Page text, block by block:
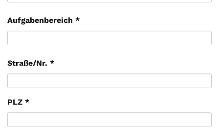
Aufgabenbereich *
Straße/Nr. *
PLZ *